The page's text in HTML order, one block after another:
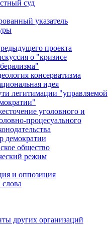
суд
указатель
проекта
о "кризисе
консерватизма
идея
легитимации "управляемой
уголовного и
процесуального
демократии
общество
режим
и оппозиция
других организаций